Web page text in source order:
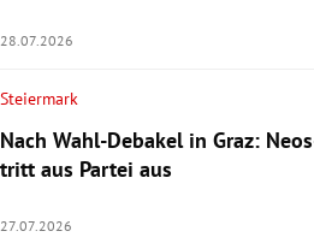
28.07.2026
Steiermark
Nach Wahl-Debakel in Graz:
tritt aus Partei aus
27.07.2026